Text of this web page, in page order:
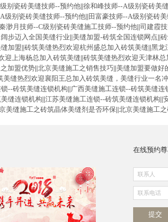
别瓷砖美缝技师--预约他|| 徐和峰技师--A级别瓷砖美
级别瓷砖美缝技师--预约他|| 田富豪技师--A级别瓷砖
渺月技师--C级别瓷砖美缝施工技师--预约他|| 司建霞
步迈入全国美缝行业 美缝加盟-砖筑全国连锁网点
缝加盟 砖筑美缝热烈欢迎杭州盛总加入砖筑美缝 黑龙
迎上海杨总加入砖筑美缝 砖筑美缝热烈欢迎天津林总
加盟优势|| 北京美缝施工之销售技巧 美缝加盟要做好
美缝热烈欢迎襄阳王总加入砖筑美缝，美缝行业一名
--砖筑美缝连锁机构 广西美缝施工连锁--砖筑美缝连
缝连锁机构 江苏美缝施工连锁--砖筑美缝连锁机构
美缝施工之砖筑晶体美缝剂是否环保 北京美缝施工
在线预约